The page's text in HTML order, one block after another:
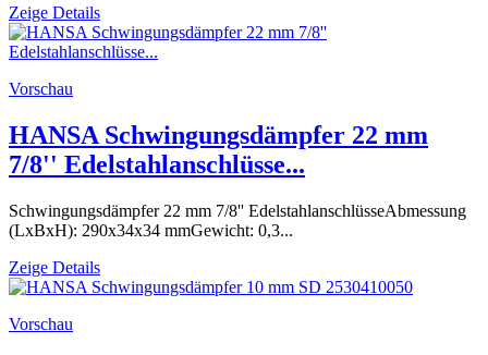
Zeige Details
Vorschau
HANSA Schwingungsdämpfer 22 mm
7/8'' Edelstahlanschlüsse...
Schwingungsdämpfer 22 mm 7/8'' EdelstahlanschlüsseAbmessung
(LxBxH): 290x34x34 mmGewicht: 0,3...
Zeige Details
Vorschau